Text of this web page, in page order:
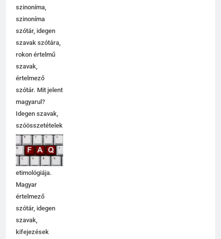
szinoníma,
szinoníma
szótár, idegen
szavak szótára,
rokon értelmű
szavak,
értelmező
szótár. Mit jelent
magyarul?
Idegen szavak,
szóösszetételek
jelentése,
magyarázata,
használata,
etimológiája.
Magyar
értelmező
szótár, idegen
szavak,
kifejezések
5
6
7